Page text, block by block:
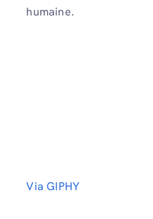
humaine.
Via GIPHY